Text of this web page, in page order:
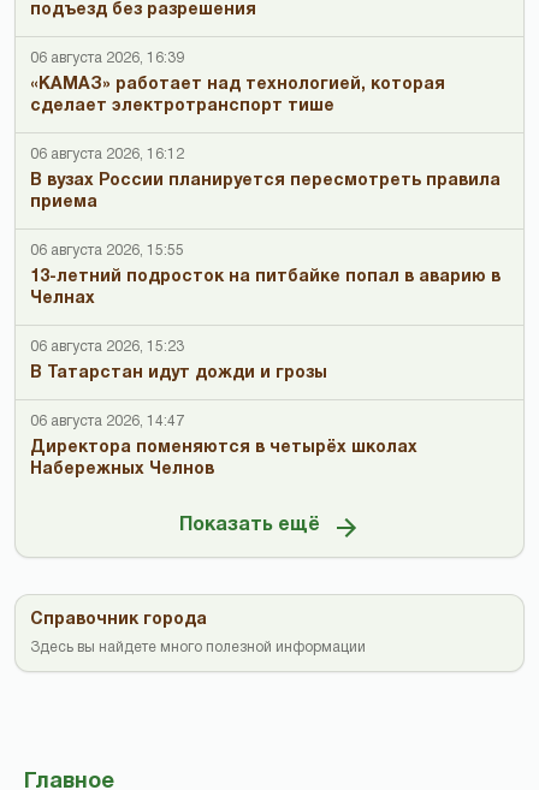
подъезд без разрешения
06 августа 2026, 16:39
«КАМАЗ» работает над технологией, которая
сделает электротранспорт тише
06 августа 2026, 16:12
В вузах России планируется пересмотреть правила
приема
06 августа 2026, 15:55
13-летний подросток на питбайке попал в аварию в
Челнах
06 августа 2026, 15:23
В Татарстан идут дожди и грозы
06 августа 2026, 14:47
Директора поменяются в четырёх школах
Набережных Челнов
Показать ещё
Справочник города
Здесь вы найдете много полезной информации
Главное